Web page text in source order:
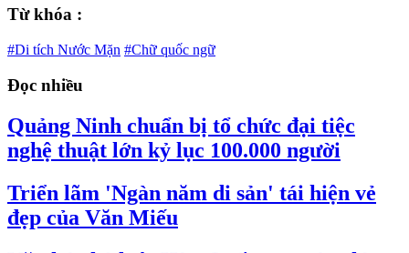
Từ khóa :
#Di tích Nước Mặn #Chữ quốc ngữ
Đọc nhiều
Quảng Ninh chuẩn bị tổ chức đại tiệc
nghệ thuật lớn kỷ lục 100.000 người
Triển lãm 'Ngàn năm di sản' tái hiện vẻ
đẹp của Văn Miếu